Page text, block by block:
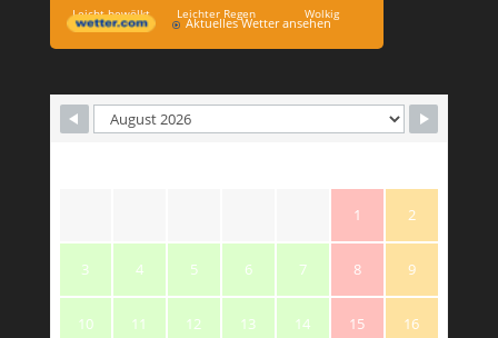
Leicht bewölkt
Leichter Regen
Wolkig
Aktuelles Wetter ansehen
1 2
3 4 5 6 7 8 9
10 11 12 13 14 15 16